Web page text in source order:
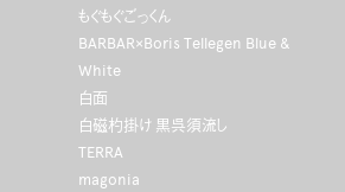
もぐもぐごっくん
BARBAR×Boris Tellegen Blue &
White
白面
白磁杓掛け 黒呉須流し
TERRA
magonia